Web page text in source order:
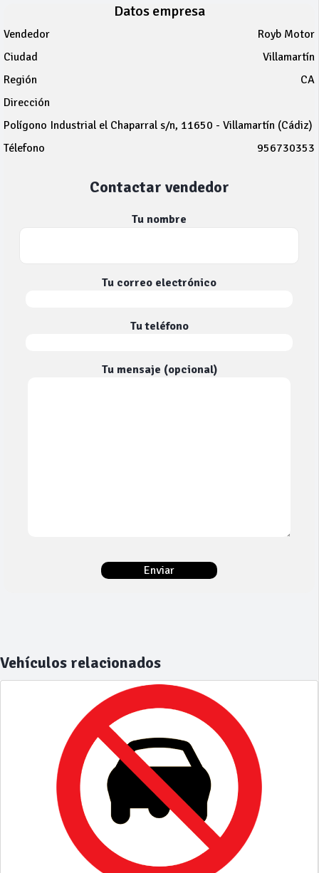
Datos empresa
Vendedor
Royb Motor
Ciudad
Villamartín
Región
CA
Dirección
Polígono Industrial el Chaparral s/n, 11650 - Villamartín (Cádiz)
Télefono
956730353
Contactar vendedor
Tu nombre
Tu correo electrónico
Tu teléfono
Tu mensaje (opcional)
Vehículos relacionados